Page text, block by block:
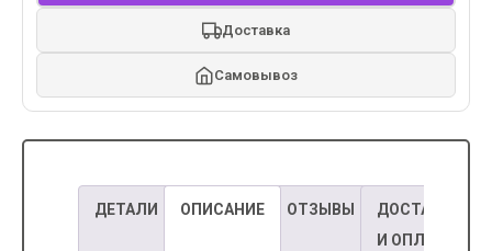
воздействие света или трения. Отличный выбор для
поставщиков, которым важна скорость, объём и разумная
экономия без переплаты за дополнительные защитные
Доставка
Самовывоз
ДЕТАЛИ ОПИСАНИЕ ОТЗЫВЫ
ДОСТАВКА
И ОПЛАТА